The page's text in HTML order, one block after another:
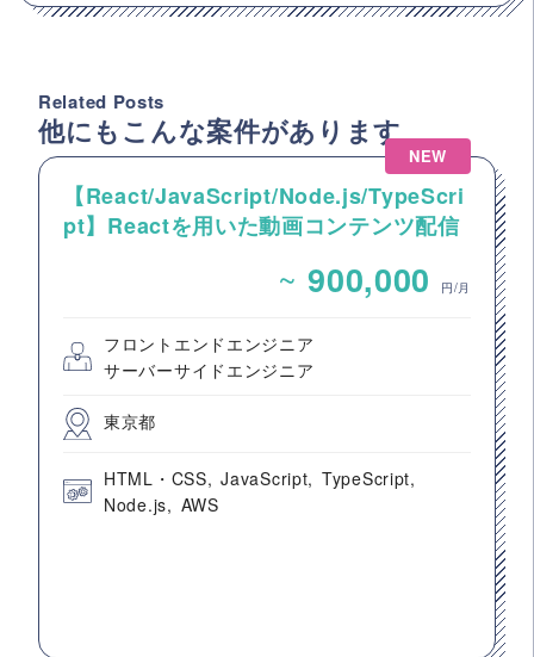
Related Posts
他にもこんな案件があります
NEW
【React/JavaScript/Node.js/TypeScri
pt】Reactを用いた動画コンテンツ配信
~ 900,000 円/月
フロントエンドエンジニア
サーバーサイドエンジニア
東京都
HTML・CSS JavaScript
TypeScript
Node.js
AWS